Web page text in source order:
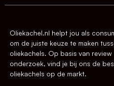
Oliekachel.nl helpt jou als
om de juiste keuze te maken
oliekachels. Op basis van review
onderzoek, vind je bij ons de
oliekachels op de markt.